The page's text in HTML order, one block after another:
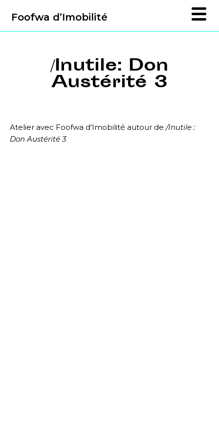
Foofwa d’Imobilité
/Inutile: Don
Austérité 3
Atelier avec Foofwa d’Imobilité autour de/Inutile :
Don Austérité 3